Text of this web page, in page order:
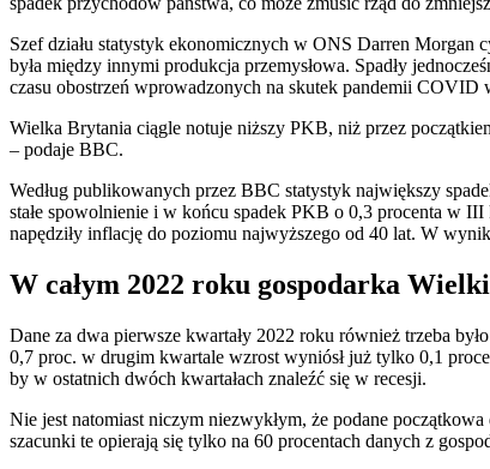
Szef działu statystyk ekonomicznych w ONS Darren Morgan
była między innymi produkcja przemysłowa. Spadły
czasu obostrzeń wprowadzonych na skutek pandemii COVID
Wielka Brytania ciągle notuje niższy PKB, niż przez
– podaje BBC.
Według publikowanych przez BBC statystyk największy
stałe spowolnienie i w końcu spadek PKB o 0,3 procenta w
napędziły inflację do poziomu najwyższego od 40 lat. W
W całym 2022 roku gospodarka
Dane za dwa pierwsze kwartały 2022 roku również trzeba
0,7 proc. w drugim kwartale wzrost wyniósł już tylko 0,1
by w ostatnich dwóch kwartałach znaleźć się w recesji.
Nie jest natomiast niczym niezwykłym, że podane
szacunki te opierają się tylko na 60 procentach danych z